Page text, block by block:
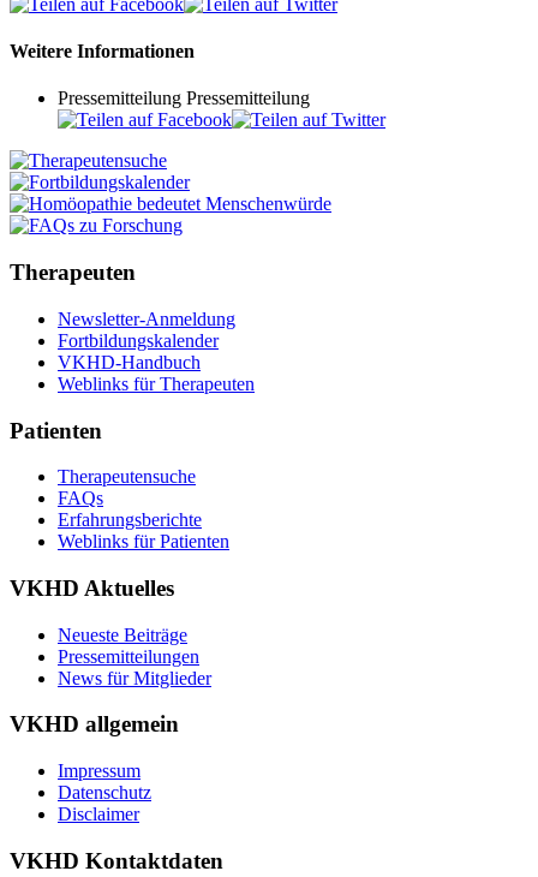
Weitere Informationen
Pressemitteilung Pressemitteilung
Therapeuten
Newsletter-Anmeldung
Fortbildungskalender
VKHD-Handbuch
Weblinks für Therapeuten
Patienten
Therapeutensuche
FAQs
Erfahrungsberichte
Weblinks für Patienten
VKHD Aktuelles
Neueste Beiträge
Pressemitteilungen
News für Mitglieder
VKHD allgemein
Impressum
Datenschutz
Disclaimer
VKHD Kontaktdaten